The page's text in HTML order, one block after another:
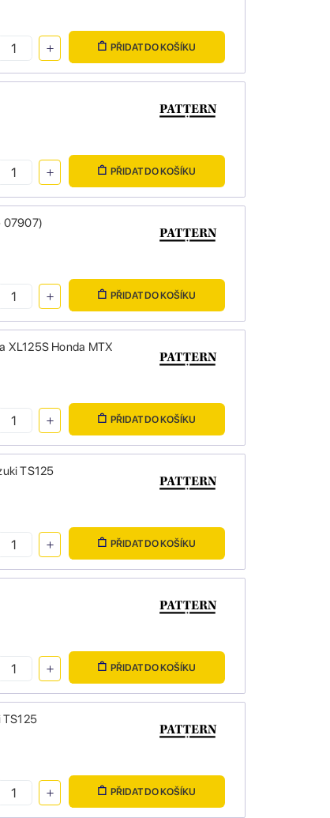
PŘIDAT DO KOŠÍKU
PŘIDAT DO KOŠÍKU
07907)
PŘIDAT DO KOŠÍKU
XL125S Honda MTX
PŘIDAT DO KOŠÍKU
TS125
PŘIDAT DO KOŠÍKU
PŘIDAT DO KOŠÍKU
TS125
PŘIDAT DO KOŠÍKU